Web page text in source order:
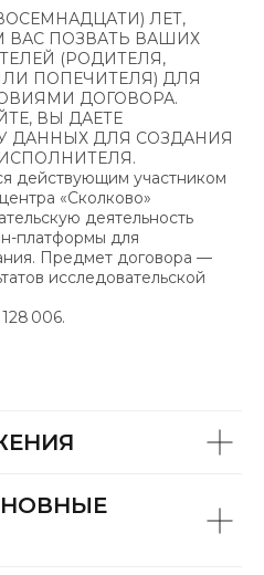
ЛЕТ,
ПОЗВАТЬ ВАШИХ
(РОДИТЕЛЯ,
ПОПЕЧИТЕЛЯ) ДЛЯ
ДОГОВОРА.
ВЫ ДАЕТЕ
ДАННЫХ ДЛЯ СОЗДАНИЯ
действующим участником
«Сколково»
деятельность
платформы для
Предмет договора —
исследовательской
006.